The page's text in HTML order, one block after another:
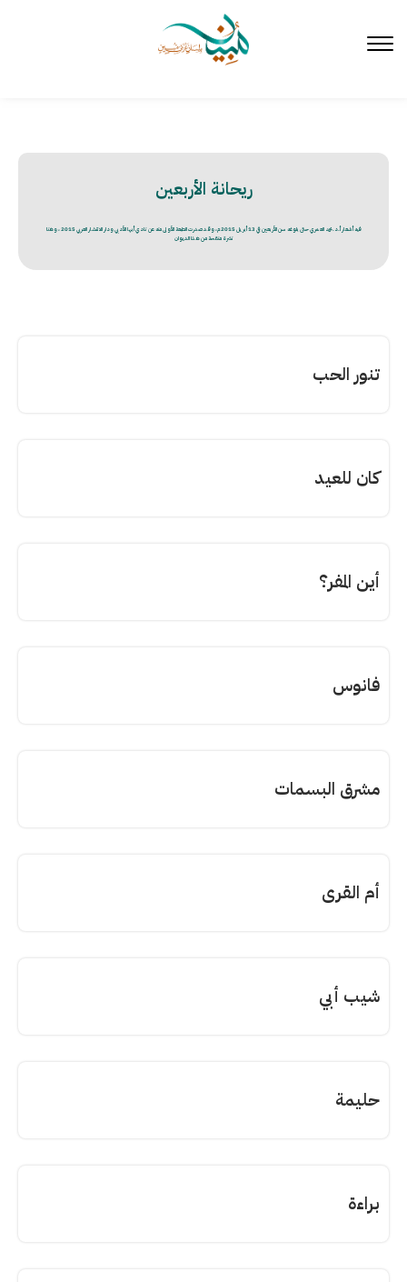
المحتوى
ريحانة الأربعين
فيه أشعار أ.د.محمد العمري حتى بلوغه سن الأربعين في 13 أبريل 2015م، وقد صدرت الطبعة الأولى منه عن نادي أبها الأدبي ودار الانتشار العربي 2015 ، وهنا
نشرة منقحة من هذا الديوان
تنور الحب
كان للعيد
أين المفر؟
فانوس
مشرق البسمات
أم القرى
شيب أبي
حليمة
براءة